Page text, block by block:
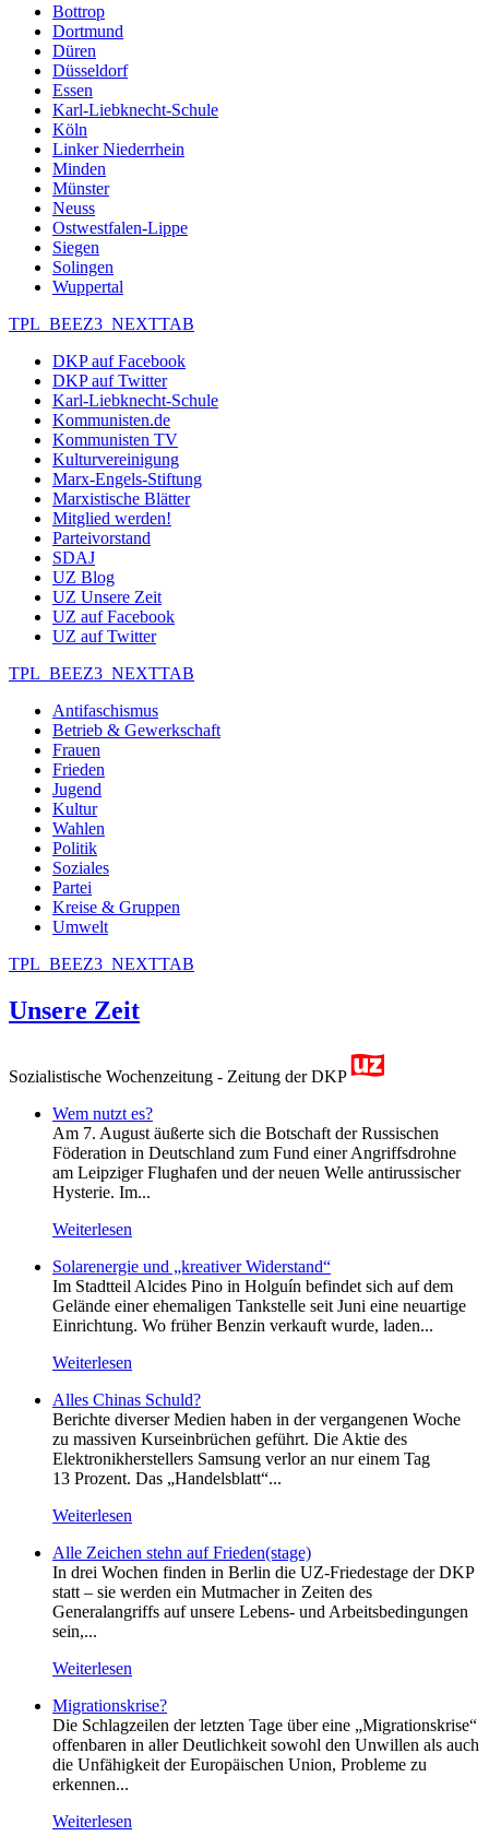
Bottrop
Dortmund
Düren
Düsseldorf
Essen
Karl-Liebknecht-Schule
Köln
Linker Niederrhein
Minden
Münster
Neuss
Ostwestfalen-Lippe
Siegen
Solingen
Wuppertal
TPL_BEEZ3_NEXTTAB
DKP auf Facebook
DKP auf Twitter
Karl-Liebknecht-Schule
Kommunisten.de
Kommunisten TV
Kulturvereinigung
Marx-Engels-Stiftung
Marxistische Blätter
Mitglied werden!
Parteivorstand
SDAJ
UZ Blog
UZ Unsere Zeit
UZ auf Facebook
UZ auf Twitter
TPL_BEEZ3_NEXTTAB
Antifaschismus
Betrieb & Gewerkschaft
Frauen
Frieden
Jugend
Kultur
Wahlen
Politik
Soziales
Partei
Kreise & Gruppen
Umwelt
TPL_BEEZ3_NEXTTAB
Unsere Zeit
Sozialistische Wochenzeitung - Zeitung der DKP
Wem nutzt es?
Am 7. August äußerte sich die Botschaft der Russischen
Föderation in Deutschland zum Fund einer Angriffsdrohne
am Leipziger Flughafen und der neuen Welle antirussischer
Hysterie. Im...
Weiterlesen
Solarenergie und „kreativer Widerstand“
Im Stadtteil Alcides Pino in Holguín befindet sich auf dem
Gelände einer ehemaligen Tankstelle seit Juni eine neuartige
Einrichtung. Wo früher Benzin verkauft wurde, laden...
Weiterlesen
Alles Chinas Schuld?
Berichte diverser Medien haben in der vergangenen Woche
zu massiven Kurseinbrüchen geführt. Die Aktie des
Elektronikherstellers Samsung verlor an nur einem Tag
13 Prozent. Das „Handelsblatt“...
Weiterlesen
Alle Zeichen stehn auf Frieden(stage)
In drei Wochen finden in Berlin die UZ-Friedestage der DKP
statt – sie werden ein Mutmacher in Zeiten des
Generalangriffs auf unsere Lebens- und Arbeitsbedingungen
sein,...
Weiterlesen
Migrationskrise?
Die Schlagzeilen der letzten Tage über eine „Migrationskrise“
offenbaren in aller Deutlichkeit sowohl den Unwillen als auch
die Unfähigkeit der Europäischen Union, Probleme zu
erkennen...
Weiterlesen